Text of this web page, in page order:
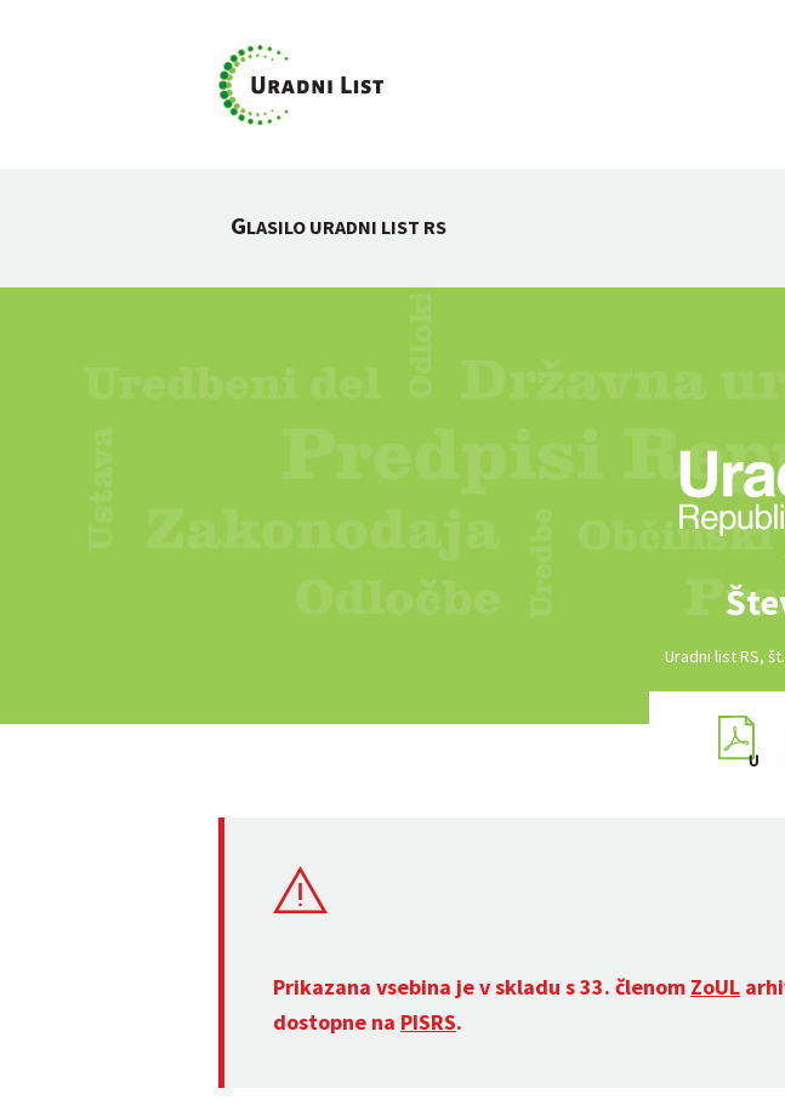
GLASILO URADNI LIST RS
Uradni list RS,
Prikazana vsebina je v skladu s 33. členom ZoUL
dostopne na PISRS.